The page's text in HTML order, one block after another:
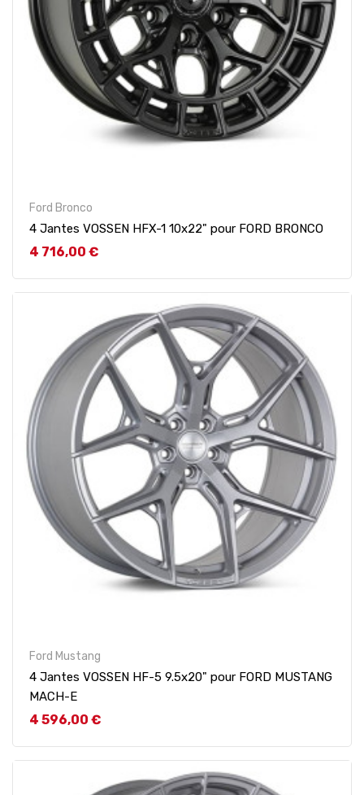
Ford Bronco
4 Jantes VOSSEN HFX-1 10x22" pour FORD BRONCO
Prix
4 716,00 €
Ford Mustang
4 Jantes VOSSEN HF-5 9.5x20" pour FORD MUSTANG
MACH-E
Prix
4 596,00 €